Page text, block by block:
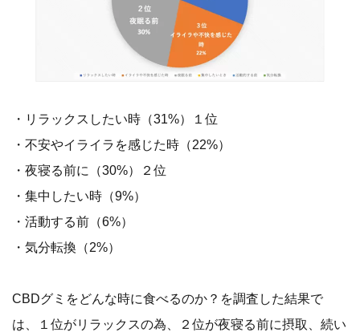
・リラックスしたい時（31%）１位
・不安やイライラを感じた時（22%）
・夜寝る前に（30%）２位
・集中したい時（9%）
・活動する前（6%）
・気分転換（2%）
CBDグミをどんな時に食べるのか？を調査した結果で
は、１位がリラックスの為、２位が夜寝る前に摂取、続い